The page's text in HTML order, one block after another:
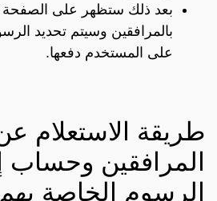
بعد ذلك ستظهر على الصفحة
بالمرافقين وسيتم تحديد
على المستخدم دفعها.
طريقة الاستعلام
المرافقين وحساب
الرسوم الخاصة بهم